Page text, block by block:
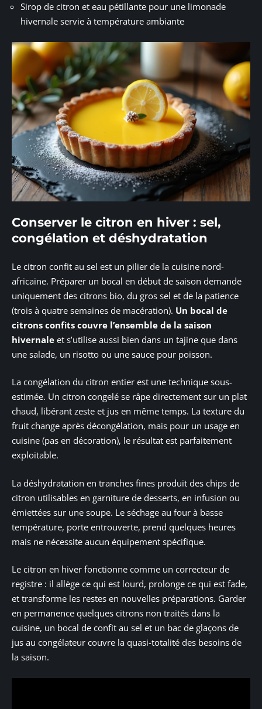
Sirop de citron et eau pétillante pour une limonade
hivernale servie à température ambiante
Conserver le citron en hiver : sel,
congélation et déshydratation
Le citron confit au sel est un pilier de la cuisine nord-
africaine. Préparer un bocal en début de saison demande
uniquement des citrons bio, du gros sel et de la patience
(trois à quatre semaines de macération). Un bocal de
citrons confits couvre l’ensemble de la saison
hivernale et s’utilise aussi bien dans un tajine que dans
une salade, un risotto ou une sauce pour poisson.
La congélation du citron entier est une technique sous-
estimée. Un citron congelé se râpe directement sur un plat
chaud, libérant zeste et jus en même temps. La texture du
fruit change après décongélation, mais pour un usage en
cuisine (pas en décoration), le résultat est parfaitement
exploitable.
La déshydratation en tranches fines produit des chips de
citron utilisables en garniture de desserts, en infusion ou
émiettées sur une soupe. Le séchage au four à basse
température, porte entrouverte, prend quelques heures
mais ne nécessite aucun équipement spécifique.
Le citron en hiver fonctionne comme un correcteur de
registre : il allège ce qui est lourd, prolonge ce qui est fade,
et transforme les restes en nouvelles préparations. Garder
en permanence quelques citrons non traités dans la
cuisine, un bocal de confit au sel et un bac de glaçons de
jus au congélateur couvre la quasi-totalité des besoins de
la saison.